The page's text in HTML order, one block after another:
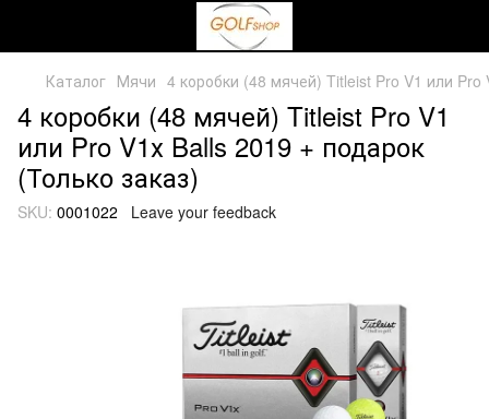
Каталог Мячи 4 коробки (48 мячей) Titleist Pro V1 или
4 коробки (48 мячей) Titleist Pro V1
или Pro V1х Balls 2019 + подарок
(Только заказ)
SKU: 0001022 Leave your feedback